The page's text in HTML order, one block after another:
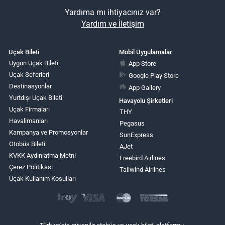
Yardıma mı ihtiyacınız var?
Yardım ve İletişim
Uçak Bileti
Uygun Uçak Bileti
Uçak Seferleri
Destinasyonlar
Yurtdışı Uçak Bileti
Uçak Firmaları
Havalimanları
Kampanya ve Promosyonlar
Otobüs Bileti
KVKK Aydınlatma Metni
Çerez Politikası
Uçak Kullanım Koşulları
Mobil Uygulamalar
App Store
Google Play Store
App Gallery
Havayolu Şirketleri
THY
Pegasus
SunExpress
AJet
Freebird Airlines
Tailwind Airlines